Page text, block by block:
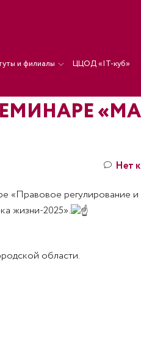
и филиалы ЦЦОД «IT-куб»
Нет
«Правовое регулирование и
жизни-2025».
области.